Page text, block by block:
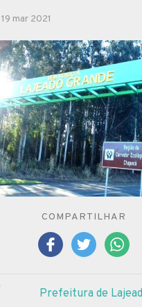
mar 2021
COMPARTILHAR
Prefeitura de